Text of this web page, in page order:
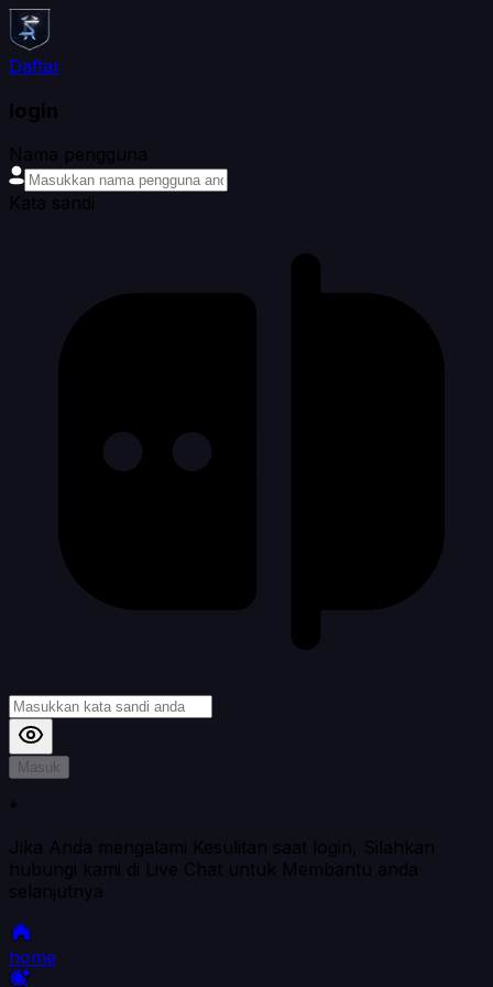
Daftar
login
Nama pengguna
Kata sandi
Masuk
*
Jika Anda mengalami Kesulitan saat login, Silahkan
hubungi kami di Live Chat untuk Membantu anda
selanjutnya
home